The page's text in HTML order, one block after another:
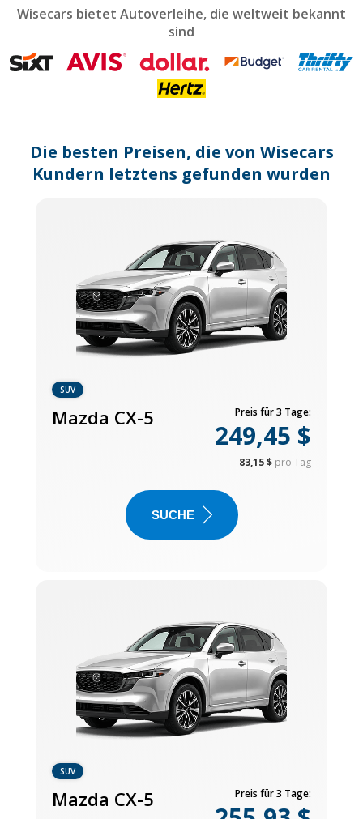
mark
get
the
dates.
Wisecars bietet Autoverleihe, die weltweit bekannt
sind
Die besten Preisen, die von Wisecars
Kundern letztens gefunden wurden
SUV
Mazda CX-5 Preis für 3 Tage:
249,45 $
83,15 $ pro Tag
SUCHE
SUV
Mazda CX-5 Preis für 3 Tage: